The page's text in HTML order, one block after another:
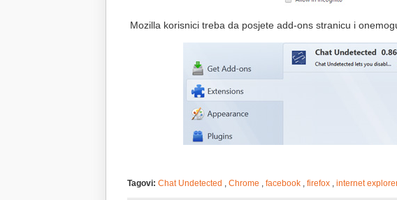
Mozilla korisnici treba da posjete add-ons stranicu i
Tagovi: Chat Undetected , Chrome , facebook , firefox , internet